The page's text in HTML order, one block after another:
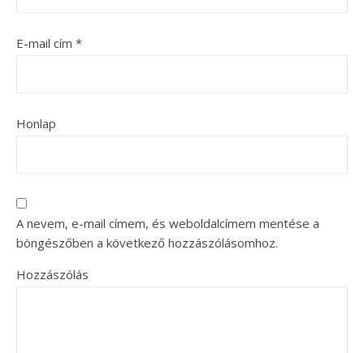
E-mail cím *
Honlap
A nevem, e-mail címem, és weboldalcímem mentése a
böngészőben a következő hozzászólásomhoz.
Hozzászólás